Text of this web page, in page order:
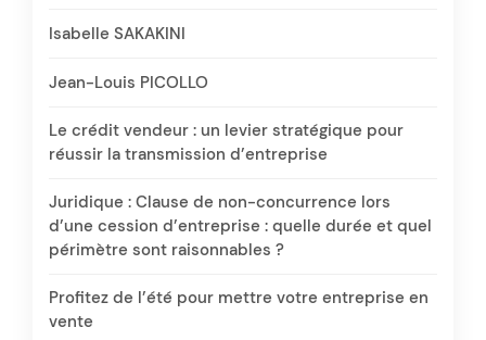
Isabelle SAKAKINI
Jean-Louis PICOLLO
Le crédit vendeur : un levier stratégique pour
réussir la transmission d’entreprise
Juridique : Clause de non-concurrence lors
d’une cession d’entreprise : quelle durée et quel
périmètre sont raisonnables ?
Profitez de l’été pour mettre votre entreprise en
vente